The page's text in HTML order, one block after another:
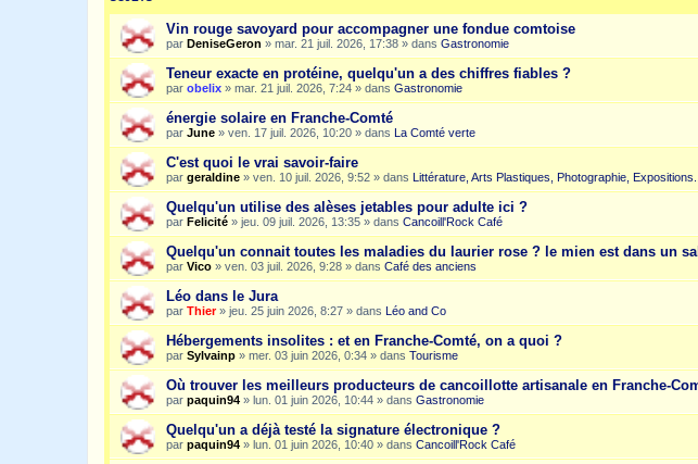
Vin rouge savoyard pour accompagner une fondue comtoise
par DeniseGeron » mar. 21 juil. 2026, 17:38 » dans Gastronomie
Teneur exacte en protéine, quelqu'un a des chiffres fiables ?
par obelix » mar. 21 juil. 2026, 7:24 » dans Gastronomie
énergie solaire en Franche-Comté
par June » ven. 17 juil. 2026, 10:20 » dans La Comté verte
C'est quoi le vrai savoir-faire
par geraldine » ven. 10 juil. 2026, 9:52 » dans Littérature, Arts Plastiques, Photographie, Expositions...
Quelqu'un utilise des alèses jetables pour adulte ici ?
par Felicité » jeu. 09 juil. 2026, 13:35 » dans Cancoill'Rock Café
Quelqu'un connait toutes les maladies du laurier rose ? le mien est dans un
par Vico » ven. 03 juil. 2026, 9:28 » dans Café des anciens
Léo dans le Jura
par Thier» jeu. 25 juin 2026, 8:27 » dans Léo and Co
Hébergements insolites : et en Franche-Comté, on a quoi ?
par Sylvainp » mer. 03 juin 2026, 0:34 » dans Tourisme
Où trouver les meilleurs producteurs de cancoillotte artisanale en Franche-
par paquin94 » lun. 01 juin 2026, 10:44 » dans Gastronomie
Quelqu'un a déjà testé la signature électronique ?
par paquin94 » lun. 01 juin 2026, 10:40 » dans Cancoill'Rock Café